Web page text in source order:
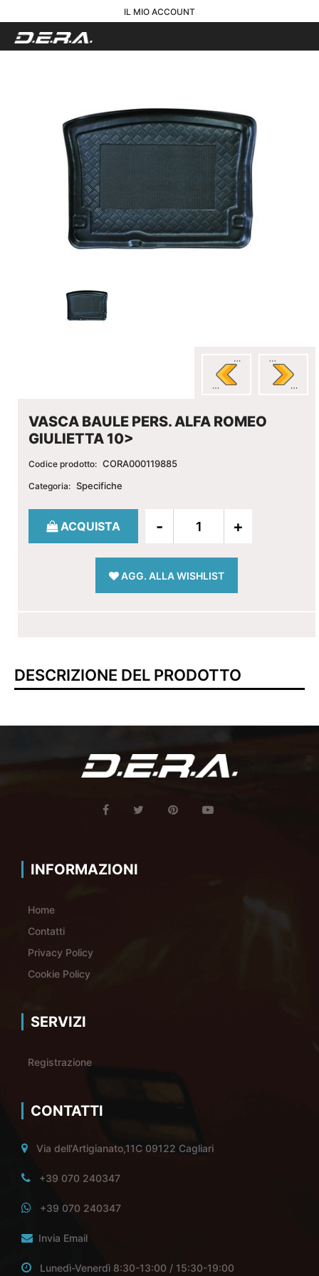
IL MIO ACCOUNT
VASCA BAULE PERS. ALFA ROMEO
GIULIETTA 10>
Codice prodotto: CORA000119885
Categoria: Specifiche
Quantità
ACQUISTA
AGG. ALLA WISHLIST
DESCRIZIONE DEL PRODOTTO
INFORMAZIONI
Home
Contatti
Privacy Policy
Cookie Policy
SERVIZI
Registrazione
CONTATTI
Via dell'Artigianato,11C 09122 Cagliari
+39 070 240347
+39 070 240347
Invia Email
Lunedì-Venerdì 8:30-13:00 / 15:30-19:00